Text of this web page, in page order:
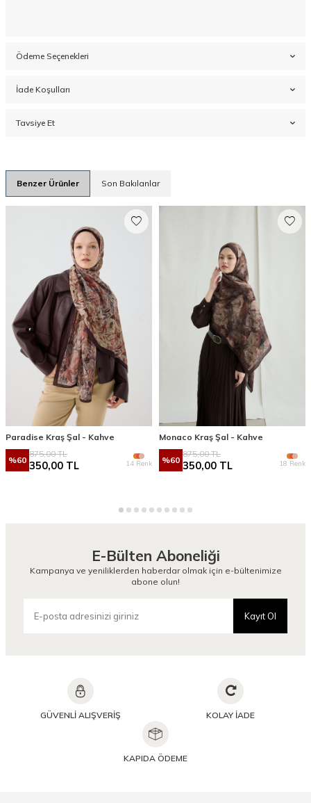
Ödeme Seçenekleri
İade Koşulları
Tavsiye Et
Benzer Ürünler Son Bakılanlar
Paradise Kraş Şal - Kahve
%60
875,00TL
350,00 TL 14 Renk
Monaco Kraş Şal - Kahve
%60
875,00TL
350,00 TL 18 Renk
E-Bülten Aboneliği
Kampanya ve yeniliklerden haberdar olmak için e-bültenimize
abone olun!
Kayıt Ol
GÜVENLİ ALIŞVERİŞ KOLAY İADE
KAPIDA ÖDEME